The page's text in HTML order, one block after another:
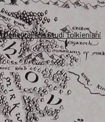
Italiana Studi Tolkieniani